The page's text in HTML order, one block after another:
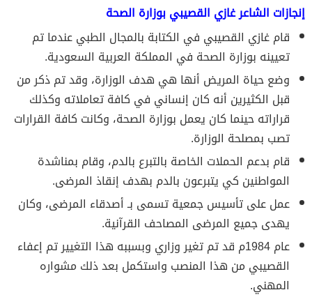
إنجازات الشاعر غازي القصيبي بوزارة الصحة
قام غازي القصيبي في الكتابة بالمجال الطبي عندما تم
تعيينه بوزارة الصحة في المملكة العربية السعودية.
وضع حياة المريض أنها هي هدف الوزارة، وقد تم ذكر من
قبل الكثيرين أنه كان إنساني في كافة تعاملاته وكذلك
قراراته حينما كان يعمل بوزارة الصحة، وكانت كافة القرارات
تصب بمصلحة الوزارة.
قام بدعم الحملات الخاصة بالتبرع بالدم، وقام بمناشدة
المواطنين كي يتبرعون بالدم بهدف إنقاذ المرضى.
عمل على تأسيس جمعية تسمى بـ أصدقاء المرضى، وكان
يهدى جميع المرضى المصاحف القرآنية.
عام 1984م قد تم تغير وزاري وبسببه هذا التغيير تم إعفاء
القصيبي من هذا المنصب واستكمل بعد ذلك مشواره
المهني.